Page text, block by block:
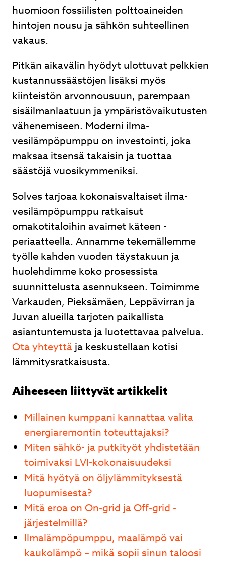
huomioon fossiilisten polttoaineiden
hintojen nousu ja sähkön suhteellinen
vakaus.
Pitkän aikavälin hyödyt ulottuvat pelkkien
kustannussäästöjen lisäksi myös
kiinteistön arvonnousuun, parempaan
sisäilmanlaatuun ja ympäristövaikutusten
vähenemiseen. Moderni ilma-
vesilämpöpumppu on investointi, joka
maksaa itsensä takaisin ja tuottaa
säästöjä vuosikymmeniksi.
Solves tarjoaa kokonaisvaltaiset ilma-
vesilämpöpumppu ratkaisut
omakotitaloihin avaimet käteen -
periaatteella. Annamme tekemällemme
työlle kahden vuoden täystakuun ja
huolehdimme koko prosessista
suunnittelusta asennukseen. Toimimme
Varkauden, Pieksämäen, Leppävirran ja
Juvan alueilla tarjoten paikallista
asiantuntemusta ja luotettavaa palvelua.
Ota yhteyttä ja keskustellaan kotisi
lämmitysratkaisusta.
Aiheeseen liittyvät artikkelit
Millainen kumppani kannattaa valita
energiaremontin toteuttajaksi?
Miten sähkö- ja putkityöt yhdistetään
toimivaksi LVI-kokonaisuudeksi
Mitä hyötyä on öljylämmityksestä
luopumisesta?
Mitä eroa on On-grid ja Off-grid -
järjestelmillä?
Ilmalämpöpumppu, maalämpö vai
kaukolämpö – mikä sopii sinun taloosi